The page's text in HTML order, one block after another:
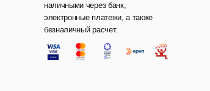
наличными через банк,
электронные платежи, а также
безналичный расчет.